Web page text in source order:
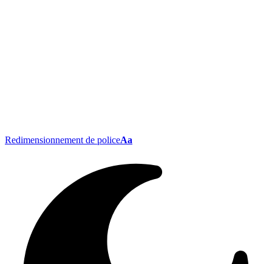
Redimensionnement de policeAa